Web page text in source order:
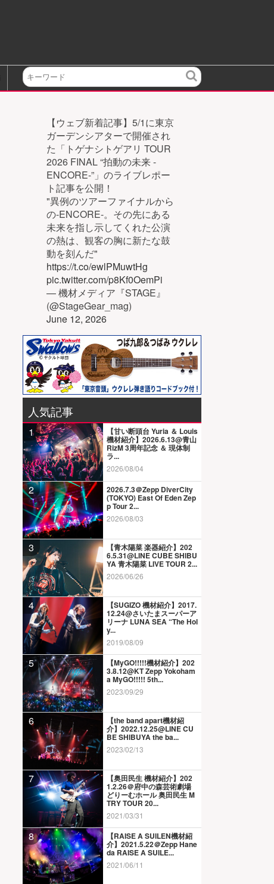
検
【ウェブ新着記事】5/1に東京
ガーデンシアターで開催され
た「トゲナシトゲアリ TOUR
2026 FINAL “拍動の未来 -
ENCORE-”」のライブレポー
ト記事を公開！
"異例のツアーファイナルから
の-ENCORE-。その先にある
未来を指し示してくれた公演
の熱は、観客の胸に新たな鼓
動を刻んだ"
https://t.co/ewlPMuwtHg
pic.twitter.com/p8Kf0OemPi
— 機材メディア『STAGE』
(@StageGear_mag)
June 12, 2026
人気記事
1 【甘い断頭台 Yuria ＆ Louis
機材紹介】2026.6.13@青山
RizM 3周年記念 ＆ 現体制
ラ...
2026/08/04
2 2026.7.3＠Zepp DiverCity
(TOKYO) East Of Eden Zep
p Tour 2...
2026/08/03
3 【青木陽菜 楽器紹介】202
6.5.31@LINE CUBE SHIBU
YA 青木陽菜 LIVE TOUR 2...
2026/06/26
4 【SUGIZO 機材紹介】2017.
12.24@さいたまスーパーア
リーナ LUNA SEA “The Hol
y...
2019/08/09
5 【MyGO!!!!!機材紹介】202
3.8.12@KT Zepp Yokoham
a MyGO!!!!! 5th...
2023/09/29
6 【the band apart機材紹
介】2022.12.25@LINE CU
BE SHIBUYA the ba...
2023/02/13
7 【奥田民生 機材紹介】202
1.2.26＠府中の森芸術劇場
どりーむホール 奥田民生 M
TRY TOUR 20...
2021/03/31
8 【RAISE A SUILEN機材紹
介】2021.5.22＠Zepp Hane
da RAISE A SUILE...
2021/06/11